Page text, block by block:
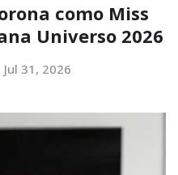
como Miss
Universo 2026
Jul 31, 2026